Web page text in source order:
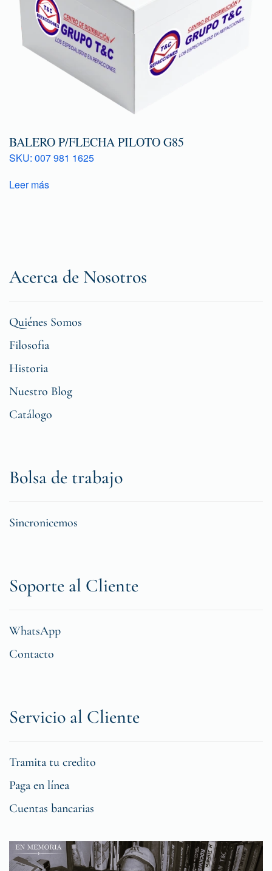
BALERO P/FLECHA PILOTO G85
SKU: 007 981 1625
Leer más
Acerca de Nosotros
Quiénes Somos
Filosofia
Historia
Nuestro Blog
Catálogo
Bolsa de trabajo
Sincronicemos
Soporte al Cliente
WhatsApp
Contacto
Servicio al Cliente
Tramita tu credito
Paga en línea
Cuentas bancarias